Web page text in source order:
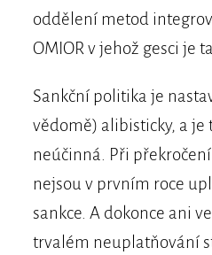
oddělení metod
OMIOR v jehož gesci je
Sankční politika je
vědomě) alibisticky, a je
neúčinná. Při
nejsou v prvním roce
sankce. A dokonce ani
trvalém neuplatňování